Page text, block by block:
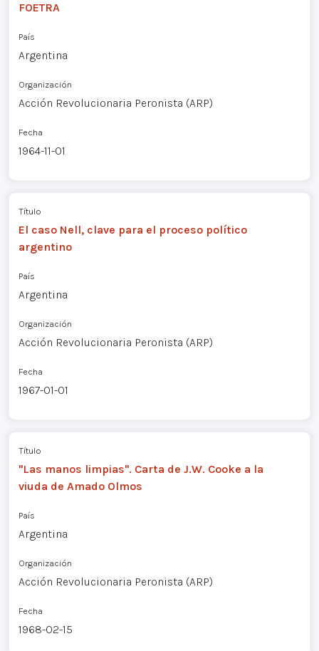
FOETRA
País
Argentina
Organización
Acción Revolucionaria Peronista (ARP)
Fecha
1964-11-01
Título
El caso Nell, clave para el proceso político
argentino
País
Argentina
Organización
Acción Revolucionaria Peronista (ARP)
Fecha
1967-01-01
Título
"Las manos limpias". Carta de J.W. Cooke a la
viuda de Amado Olmos
País
Argentina
Organización
Acción Revolucionaria Peronista (ARP)
Fecha
1968-02-15